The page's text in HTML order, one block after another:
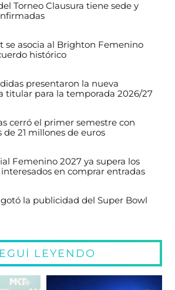
Torneo Clausura tiene sede y
se asocia al Brighton Femenino
histórico
presentaron la nueva
titular para la temporada 2026/27
cerró el primer semestre con
de 21 millones de euros
Femenino 2027 ya supera los
en comprar entradas
la publicidad del Super Bowl
LEYENDO